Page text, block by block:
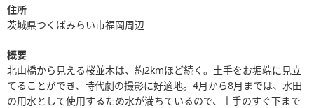
住所
茨城県つくばみらい市福岡周辺
概要
北山橋から見える桜並木は、約2kmほど続く。土手をお堀端に見立
てることができ、時代劇の撮影に好適地。4月から8月までは、水田
の用水として使用するため水が満ちているので、土手のすぐ下まで